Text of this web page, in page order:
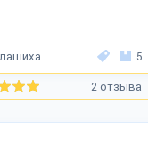
5
2 отзыва